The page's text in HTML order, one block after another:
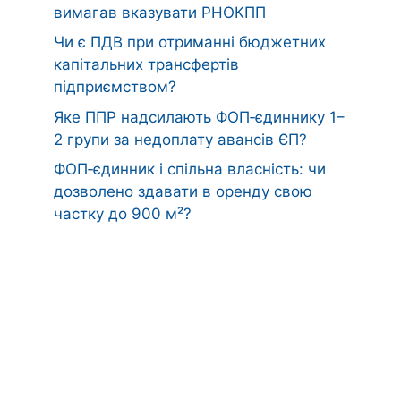
вимагав вказувати РНОКПП
Чи є ПДВ при отриманні бюджетних
капітальних трансфертів
підприємством?
Яке ППР надсилають ФОП‑єдиннику 1–
2 групи за недоплату авансів ЄП?
ФОП‑єдинник і спільна власність: чи
дозволено здавати в оренду свою
частку до 900 м²?